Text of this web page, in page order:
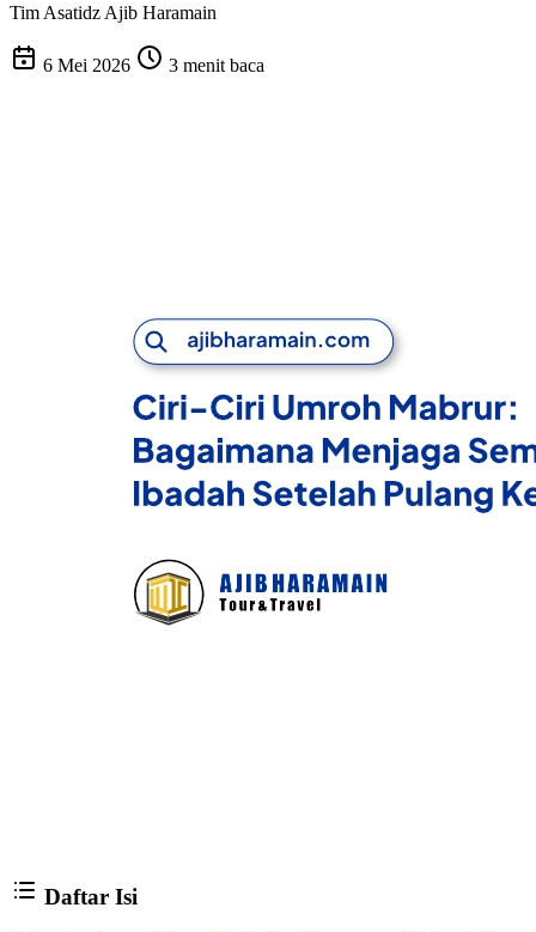
Tim Asatidz Ajib Haramain
6 Mei 2026 3 menit baca
Daftar Isi